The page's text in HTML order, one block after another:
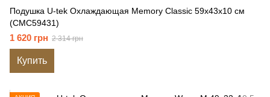
Подушка U-tek Охлаждающая Memory Classic 59x43x10 см
(CMC59431)
1 620 грн 2 314 грн
Купить